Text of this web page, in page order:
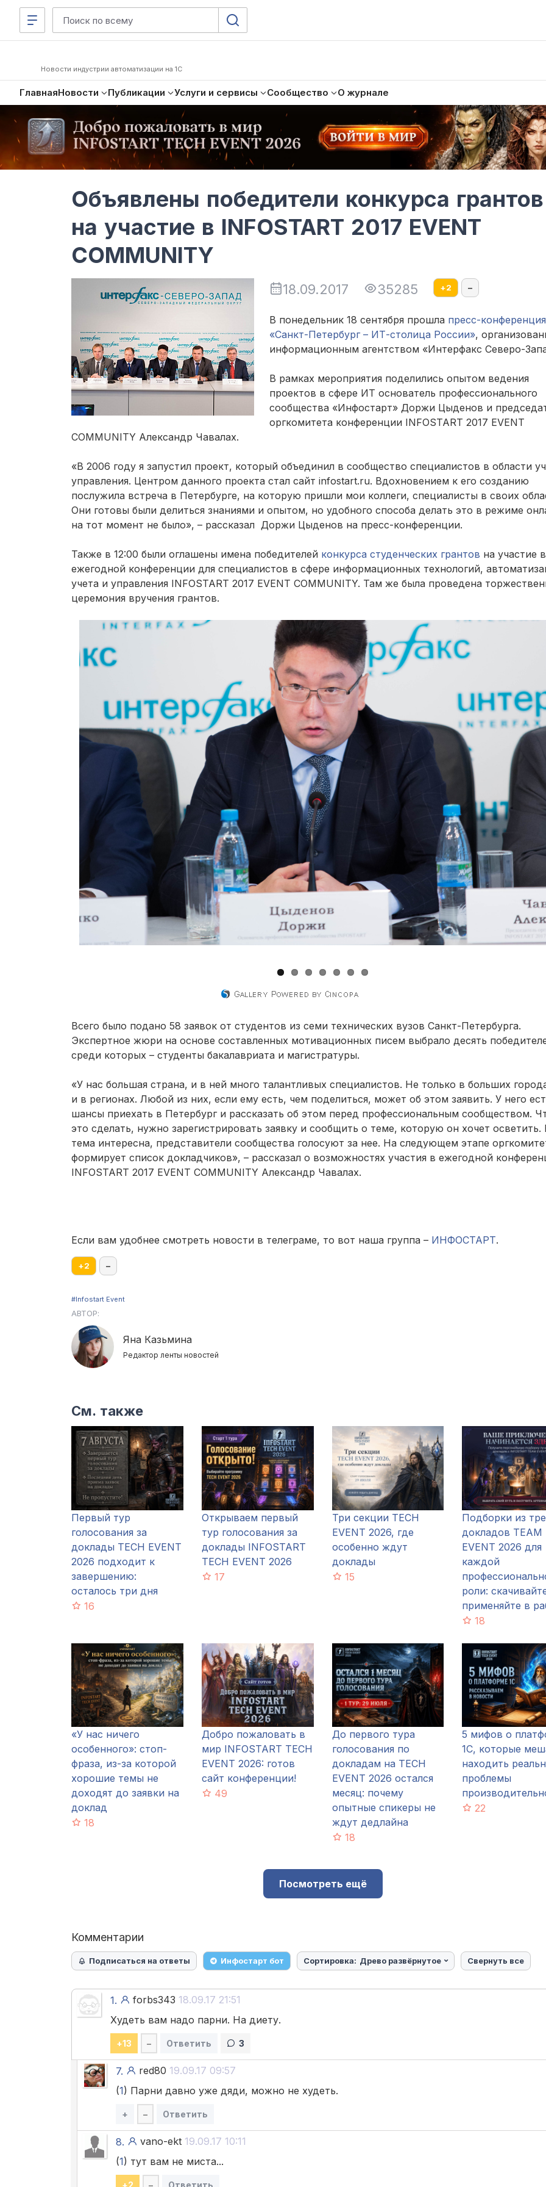
Новости индустрии автоматизации на 1С
ГлавнаяНовости Публикации Услуги и сервисы Сообщество О журнале
Объявлены победители конкурса грантов
на участие в INFOSTART 2017 EVENT
COMMUNITY
18.09.2017 35285 +2 –
В понедельник 18 сентября прошла пресс-конференция
«Санкт-Петербург – ИТ-столица России»,
информационным агентством «Интерфакс Северо-
В рамках мероприятия поделились опытом ведения
проектов в сфере ИТ основатель профессионального
сообщества «Инфостарт» Доржи Цыденов и
оргкомитета конференции INFOSTART 2017 EVENT
COMMUNITY Александр Чавалах.
«В 2006 году я запустил проект, который объединил в сообщество специалистов в области
управления. Центром данного проекта стал сайт infostart.ru. Вдохновением к его созданию
послужила встреча в Петербурге, на которую пришли мои коллеги, специалисты в своих
Они готовы были делиться знаниями и опытом, но удобного способа делать это в режиме
на тот момент не было», – рассказал Доржи Цыденов на пресс-конференции.
Также в 12:00 были оглашены имена победителей конкурса студенческих грантов на участие в
ежегодной конференции для специалистов в сфере информационных технологий,
учета и управления INFOSTART 2017 EVENT COMMUNITY. Там же была проведена
церемония вручения грантов.
Всего было подано 58 заявок от студентов из семи технических вузов Санкт-Петербурга.
Экспертное жюри на основе составленных мотивационных писем выбрало десять
среди которых – студенты бакалавриата и магистратуры.
«У нас большая страна, и в ней много талантливых специалистов. Не только в больших
и в регионах. Любой из них, если ему есть, чем поделиться, может об этом заявить. У него
шансы приехать в Петербург и рассказать об этом перед профессиональным сообществом.
это сделать, нужно зарегистрировать заявку и сообщить о теме, которую он хочет осветить.
тема интересна, представители сообщества голосуют за нее. На следующем этапе
формирует список докладчиков», – рассказал о возможностях участия в ежегодной
INFOSTART 2017 EVENT COMMUNITY Александр Чавалах.
Если вам удобнее смотреть новости в телеграме, то вот наша группа – ИНФОСТАРТ.
+2 –
#Infostart Event
АВТОР:
Яна Казьмина
Редактор ленты новостей
См. также
Первый тур
голосования за
доклады TECH EVENT
2026 подходит к
завершению:
осталось три дня
16
Открываем первый
тур голосования за
доклады INFOSTART
TECH EVENT 2026
17
Три секции TECH
EVENT 2026, где
особенно ждут
доклады
15
Подборки из
докладов TEAM
EVENT 2026 для
каждой
роли:
применяйте в
18
«У нас ничего
особенного»: стоп-
фраза, из-за которой
хорошие темы не
доходят до заявки на
доклад
18
Добро пожаловать в
мир INFOSTART TECH
EVENT 2026: готов
сайт конференции!
49
До первого тура
голосования по
докладам на TECH
EVENT 2026 остался
месяц: почему
опытные спикеры не
ждут дедлайна
18
5 мифов о
1С, которые
находить
проблемы
22
Посмотреть ещё
Комментарии
Подписаться на ответы Инфостарт бот Сортировка: Древо развёрнутое Свернуть все
1. forbs343 18.09.17 21:51
Худеть вам надо парни. На диету.
+13 – Ответить 3
7. red80 19.09.17 09:57
(1) Парни давно уже дяди, можно не худеть.
+ – Ответить
8. vano-ekt 19.09.17 10:11
(1) тут вам не миста...